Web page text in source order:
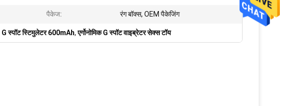
पैकेज: रंग बॉक्स, OEM पैकेजिंग
G स्पॉट स्टिमुलेटर 600mAh,एर्गोनोमिक G स्पॉट वाइब्रेटर सेक्स टॉय